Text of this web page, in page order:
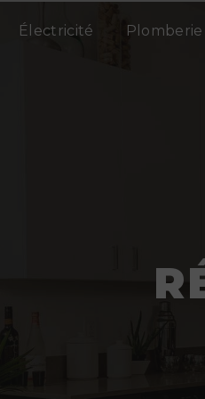
Électricité Plomberie